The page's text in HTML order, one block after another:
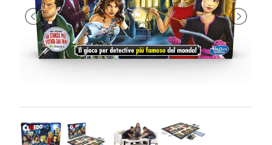
INFANZIA
PUZZLE
VALIGERIA-
BORSETTE